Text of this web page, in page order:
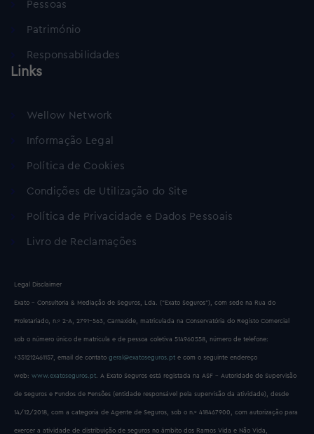
Pessoas
Património
Responsabilidades
Links
Wellow Network
Informação Legal
Política de Cookies
Condições de Utilização do Site
Política de Privacidade e Dados Pessoais
Livro de Reclamações
Legal Disclaimer
Exato – Consultoria & Mediação de Seguros, Lda. (“Exato Seguros”), com sede na Rua do
Proletariado, n.º 2-A, 2791-563, Carnaxide, matriculada na Conservatória do Registo Comercial
sob o número único de matrícula e de pessoa coletiva 514960558, número de telefone:
+351212461157, email de contato geral@exatoseguros.pt e com o seguinte endereço
web: www.exatoseguros.pt. A Exato Seguros está registada na ASF – Autoridade de Supervisão
de Seguros e Fundos de Pensões (entidade responsável pela supervisão da atividade), desde
14/12/2018, com a categoria de Agente de Seguros, sob o n.º 418467900, com autorização para
exercer a atividade de distribuição de seguros no âmbito dos Ramos Vida e Não Vida,